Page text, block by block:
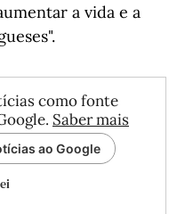
a vida e a
como fonte
Saber mais
ao Google